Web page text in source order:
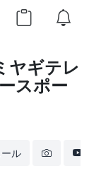
ギテレ
スポー
ル